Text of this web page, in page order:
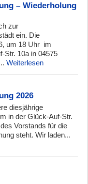
– Wiederholung
zur
ein. Die
um 18 Uhr im
Str. 10a in 04575
Weiterlesen
2026
diesjährige
in der Glück-Auf-Str.
Vorstands für die
steht. Wir laden...